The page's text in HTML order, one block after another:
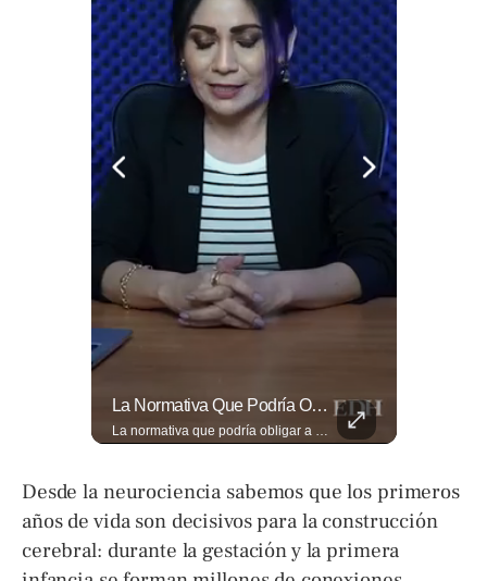
La Normativa Que Podría Obligar A Miles De Solicitantes A Salir De Estados Unidos Para Tramitar Su Residencia En Sus Países De Origen Sigue Vigente.
Desde la neurociencia sabemos que los primeros
años de vida son decisivos para la construcción
cerebral: durante la gestación y la primera